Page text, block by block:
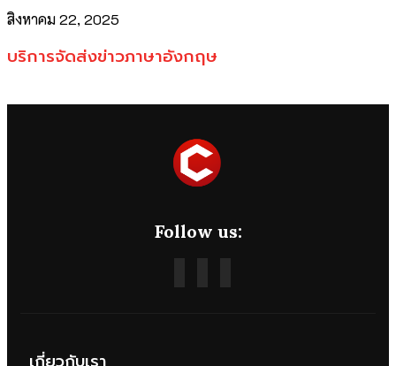
สิงหาคม 22, 2025
บริการจัดส่งข่าวภาษาอังกฤษ
Follow us: